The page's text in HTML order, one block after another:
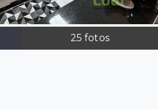
25 fotos